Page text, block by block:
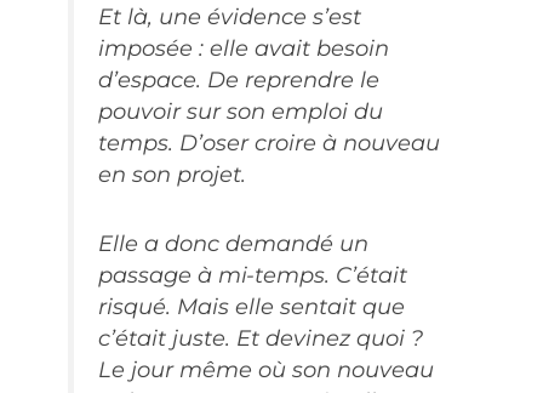
Et là, une évidence s’est
imposée : elle avait besoin
d’espace. De reprendre le
pouvoir sur son emploi du
temps. D’oser croire à nouveau
en son projet.
Elle a donc demandé un
passage à mi-temps. C’était
risqué. Mais elle sentait que
c’était juste. Et devinez quoi ?
Le jour même où son nouveau